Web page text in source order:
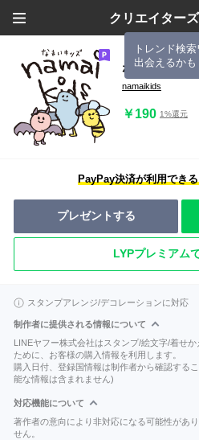
クリエイター
トレンド検
出会えるかも
なまいキッズ
namaikids
￥190 1%還元
PayPay決済が利用でき
プレゼントする
LYPプレミアム
スタンプアレンジ/デコレーションに対応
制作者に提供される情報について
LINEヤフー株式会社はスタンプ/絵文字/着せ
ために、お客様の購入情報を利用します。
購入日付、登録国情報は制作者から確認する
能な情報は含まれません)
対応機能について
著作者の意向により非対応になる可能性があ
せん。